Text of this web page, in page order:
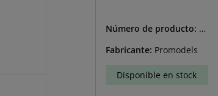
Número de producto: G
Fabricante: Promodels
Disponible en stock